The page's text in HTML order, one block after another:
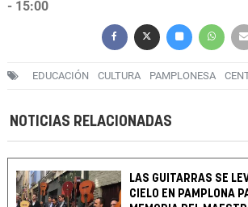
- 15:00
EDUCACIÓN CULTURA PAMPLONESA
NOTICIAS RELACIONADAS
LAS GUITARRAS SE
CIELO EN PAMPLONA